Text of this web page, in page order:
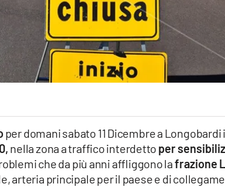
per domani sabato 11 Dicembre a
nella zona a traffico interdetto per
che da più anni affliggono lafrazione
arteria principale per il paese e di